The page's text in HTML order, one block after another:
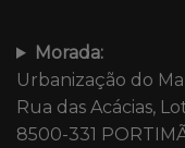
Morada:
Urbanização do
Rua das Acácias,
8500-331